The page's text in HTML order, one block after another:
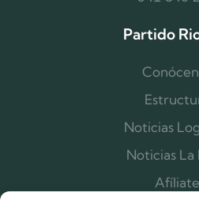
Partido
Noticias
Noticias La
Afíliate